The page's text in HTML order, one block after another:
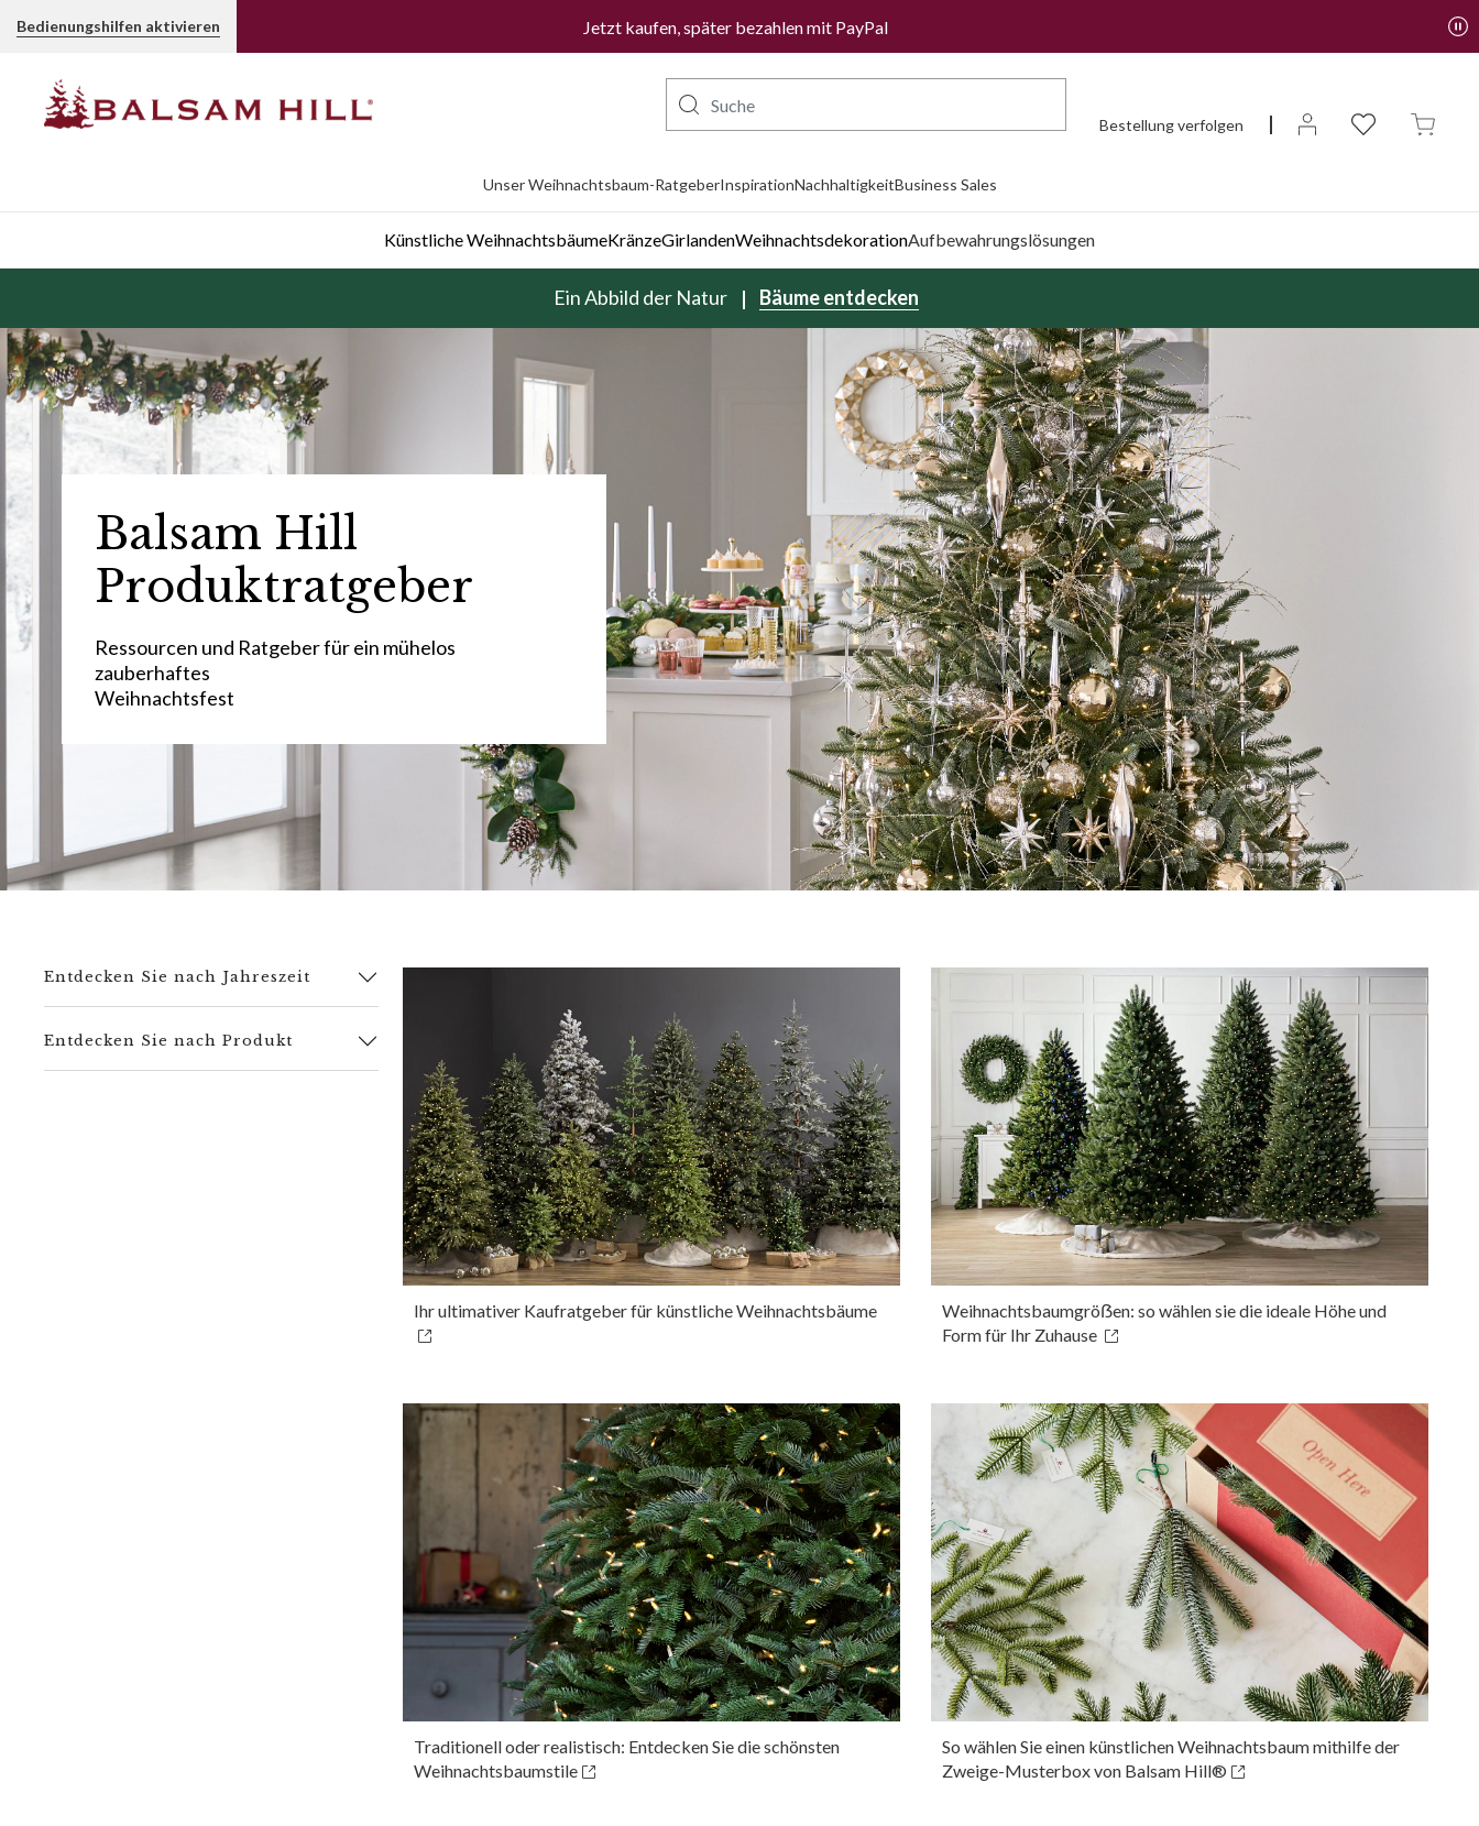
Bedienungshilfen aktivieren Jetzt kaufen, später bezahlen mit PayPal
Bestellung verfolgen
Unser Weihnachtsbaum-RatgeberInspirationNachhaltigkeitBusiness Sales
Künstliche WeihnachtsbäumeKränzeGirlandenWeihnachtsdekorationAufbewahrungslösungen
Ein Abbild der Natur Bäume entdecken
Balsam Hill
Produktratgeber
Ressourcen und Ratgeber für ein mühelos
zauberhaftes
Weihnachtsfest
Entdecken Sie nach Jahreszeit
Entdecken Sie nach Produkt
Ihr ultimativer Kaufratgeber für künstliche Weihnachtsbäume
Weihnachtsbaumgröẞen: so wählen sie die ideale Höhe und
Form für Ihr Zuhause
Traditionell oder realistisch: Entdecken Sie die schönsten
Weihnachtsbaumstile
So wählen Sie einen künstlichen Weihnachtsbaum mithilfe der
Zweige-Musterbox von Balsam Hill®